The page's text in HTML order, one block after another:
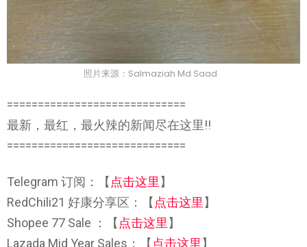
照片来源：Salmaziah Md Saad
=============================
最新，最红，最火辣的新闻尽在这里!!
=============================
Telegram 订阅：【 点击这里 】
RedChili21 好康分享区：【 点击这里 】
Shopee 77 Sale ：【 点击这里 】
Lazada Mid Year Sales：【 点击这里 】